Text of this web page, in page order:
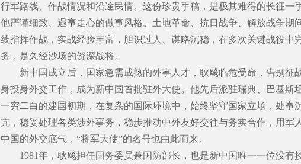
行军路线、作战情况和沿途民情。这份珍贵手稿，是极其难得的长征一
他严谨细致、遇事走心的做事风格。土地革命、抗日战争、解放战争期
线指挥作战，实战经验丰富，胆识过人、谋略沉稳，在多次关键战役中
务，是久经沙场的资深战将。
新中国成立后，国家急需成熟的外事人才，耿飚临危受命，告别征
身投身外交工作，成为新中国首批驻外大使。他先后派驻瑞典、巴基斯
一穷二白的建国初期，在复杂的国际环境中，始终坚守国家立场，处事
亢，稳妥处理各类涉外事务，稳步推动中外友好交往与务实合作，用军
中国的外交底气， “将军大使”的名号也由此而来。
1981年，耿飚担任国务委员兼国防部长，也是新中国唯一一位没有